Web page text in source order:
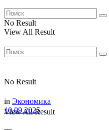
No Result
View All Result
No Result
View All Result
in Экономика
10.09.2025